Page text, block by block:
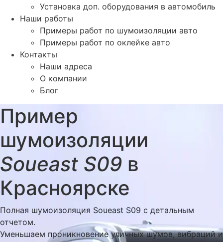
Установка доп. оборудования в автомобиль
Наши работы
Примеры работ по шумоизоляции авто
Примеры работ по оклейке авто
Контакты
Наши адреса
О компании
Блог
Пример
шумоизоляции
Soueast S09 в
Красноярске
Полная шумоизоляция Soueast S09 с детальным
отчетом.
Уменьшаем проникновение уличных шумов, вибраций и